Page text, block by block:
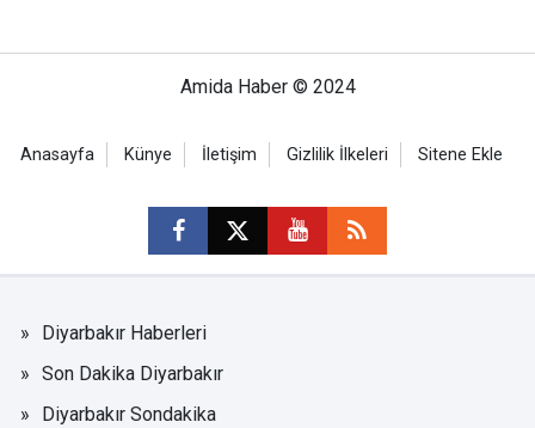
Amida Haber © 2024
Anasayfa Künye İletişim Gizlilik İlkeleri Sitene Ekle
Diyarbakır Haberleri
Son Dakika Diyarbakır
Diyarbakır Sondakika